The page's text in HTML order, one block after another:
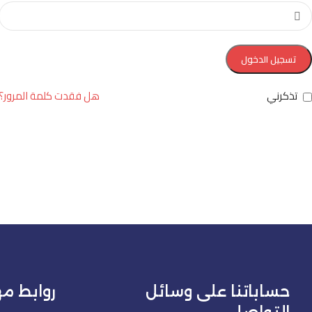
تسجيل الدخول
هل فقدت كلمة تذكرني
روابط
حساباتنا على وسائل